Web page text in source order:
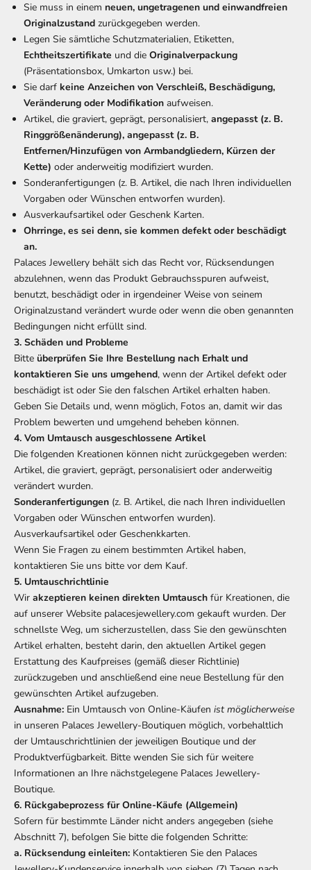
Sie muss in einem neuen, ungetragenen und einwandfreien
Originalzustand zurückgegeben werden.
Legen Sie sämtliche Schutzmaterialien, Etiketten,
Echtheitszertifikate und die Originalverpackung
(Präsentationsbox, Umkarton usw.) bei.
Sie darf keine Anzeichen von Verschleiß, Beschädigung,
Veränderung oder Modifikation aufweisen.
Artikel, die graviert, geprägt, personalisiert, angepasst (z. B.
Ringgrößenänderung), angepasst (z. B.
Entfernen/Hinzufügen von Armbandgliedern, Kürzen der
Kette) oder anderweitig modifiziert wurden.
Sonderanfertigungen (z. B. Artikel, die nach Ihren individuellen
Vorgaben oder Wünschen entworfen wurden).
Ausverkaufsartikel oder Geschenk Karten.
Ohrringe, es sei denn, sie kommen defekt oder beschädigt
an.
Palaces Jewellery behält sich das Recht vor, Rücksendungen
abzulehnen, wenn das Produkt Gebrauchsspuren aufweist,
benutzt, beschädigt oder in irgendeiner Weise von seinem
Originalzustand verändert wurde oder wenn die oben genannten
Bedingungen nicht erfüllt sind.
3. Schäden und Probleme
Bitte überprüfen Sie Ihre Bestellung nach Erhalt und
kontaktieren Sie uns umgehend, wenn der Artikel defekt oder
beschädigt ist oder Sie den falschen Artikel erhalten haben.
Geben Sie Details und, wenn möglich, Fotos an, damit wir das
Problem bewerten und umgehend beheben können.
4. Vom Umtausch ausgeschlossene Artikel
Die folgenden Kreationen können nicht zurückgegeben werden:
Artikel, die graviert, geprägt, personalisiert oder anderweitig
verändert wurden.
Sonderanfertigungen (z. B. Artikel, die nach Ihren individuellen
Vorgaben oder Wünschen entworfen wurden).
Ausverkaufsartikel oder Geschenkkarten.
Wenn Sie Fragen zu einem bestimmten Artikel haben,
kontaktieren Sie uns bitte vor dem Kauf.
5. Umtauschrichtlinie
Wir akzeptieren keinen direkten Umtausch für Kreationen, die
auf unserer Website palacesjewellery.com gekauft wurden. Der
schnellste Weg, um sicherzustellen, dass Sie den gewünschten
Artikel erhalten, besteht darin, den aktuellen Artikel gegen
Erstattung des Kaufpreises (gemäß dieser Richtlinie)
zurückzugeben und anschließend eine neue Bestellung für den
gewünschten Artikel aufzugeben.
Ausnahme: Ein Umtausch von Online-Käufen ist möglicherweise
in unseren Palaces Jewellery-Boutiquen möglich, vorbehaltlich
der Umtauschrichtlinien der jeweiligen Boutique und der
Produktverfügbarkeit. Bitte wenden Sie sich für weitere
Informationen an Ihre nächstgelegene Palaces Jewellery-
Boutique.
6. Rückgabeprozess für Online-Käufe (Allgemein)
Sofern für bestimmte Länder nicht anders angegeben (siehe
Abschnitt 7), befolgen Sie bitte die folgenden Schritte:
a. Rücksendung einleiten: Kontaktieren Sie den Palaces